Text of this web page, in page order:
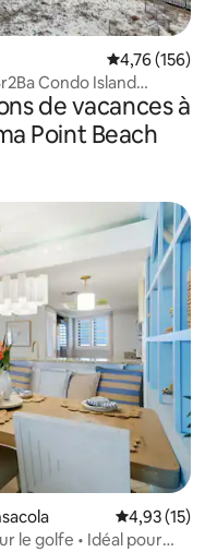
Évaluation
4,76 (156)
Condo Island
de vacances à
Point Beach
appréciés
Évaluation
4,93 (15)
le golfe • Idéal pour